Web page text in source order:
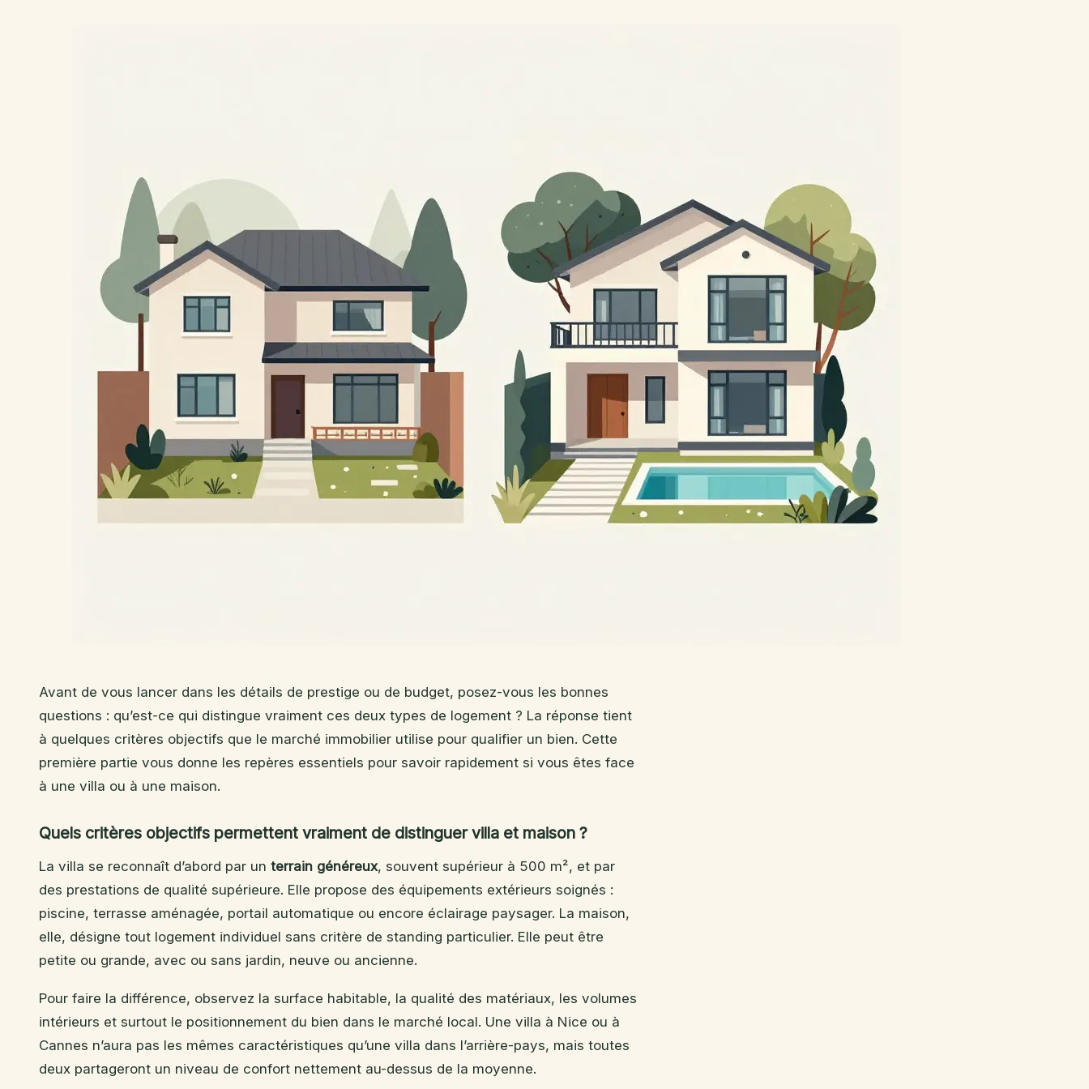
Avant de vous lancer dans les détails de prestige ou de budget, posez-vous les bonnes
questions : qu’est-ce qui distingue vraiment ces deux types de logement ? La réponse tient
à quelques critères objectifs que le marché immobilier utilise pour qualifier un bien. Cette
première partie vous donne les repères essentiels pour savoir rapidement si vous êtes face
à une villa ou à une maison.
Quels critères objectifs permettent vraiment de distinguer villa et maison ?
La villa se reconnaît d’abord par un terrain généreux, souvent supérieur à 500 m², et par
des prestations de qualité supérieure. Elle propose des équipements extérieurs soignés :
piscine, terrasse aménagée, portail automatique ou encore éclairage paysager. La maison,
elle, désigne tout logement individuel sans critère de standing particulier. Elle peut être
petite ou grande, avec ou sans jardin, neuve ou ancienne.
Pour faire la différence, observez la surface habitable, la qualité des matériaux, les volumes
intérieurs et surtout le positionnement du bien dans le marché local. Une villa à Nice ou à
Cannes n’aura pas les mêmes caractéristiques qu’une villa dans l’arrière-pays, mais toutes
deux partageront un niveau de confort nettement au-dessus de la moyenne.